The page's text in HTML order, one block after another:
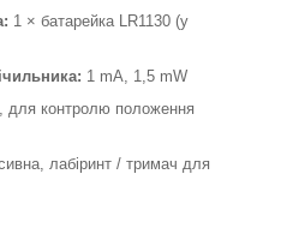
1 × батарейка LR1130 (у
1 mA, 1,5 mW
для контролю положення
лабіринт / тримач для